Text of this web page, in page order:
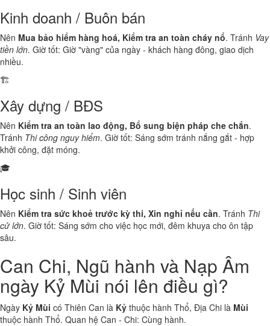
Kinh doanh / Buôn bán
Nên Mua bảo hiểm hàng hoá, Kiểm tra an toàn cháy nổ. Tránh Vay
tiền lớn. Giờ tốt: Giờ "vàng" của ngày - khách hàng đông, giao dịch
nhiều.
🏗️
Xây dựng / BĐS
Nên Kiểm tra an toàn lao động, Bổ sung biện pháp che chắn.
Tránh Thi công nguy hiểm. Giờ tốt: Sáng sớm tránh nắng gắt - hợp
khởi công, đặt móng.
🎓
Học sinh / Sinh viên
Nên Kiểm tra sức khoẻ trước kỳ thi, Xin nghỉ nếu cần. Tránh Thi
cử lớn. Giờ tốt: Sáng sớm cho việc học mới, đêm khuya cho ôn tập
sâu.
Can Chi, Ngũ hành và Nạp Âm
ngày Kỷ Mùi nói lên điều gì?
Ngày Kỷ Mùi có Thiên Can là Kỷ thuộc hành Thổ, Địa Chi là Mùi
thuộc hành Thổ. Quan hệ Can - Chi: Cùng hành.